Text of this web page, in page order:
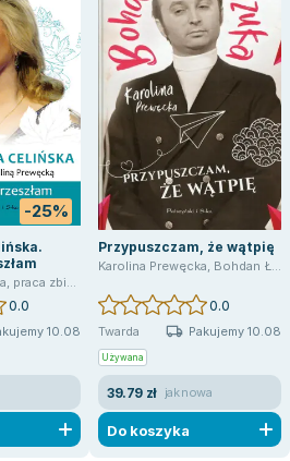
-25%
, praca zbiorowa
0.0
10.08
Przypuszczam, że wątpię
Karolina Prewęcka, Bohdan Łazuka
0.0
Twarda Pakujemy 10.08
Używana
39.79 zł jak nowa
Do koszyka